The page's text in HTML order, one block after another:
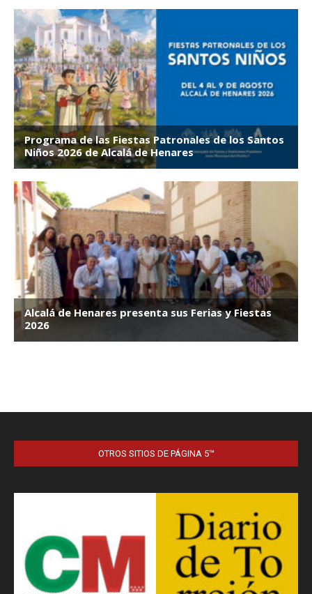
OTROS SITIOS DE PÁGINA 5™